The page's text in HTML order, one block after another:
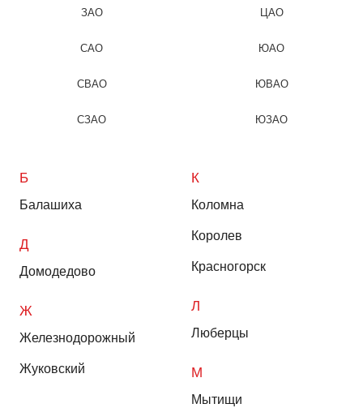
ЗАО
САО
СВАО
СЗАО
ЦАО
ЮАО
ЮВАО
ЮЗАО
Б
Балашиха
Д
Домодедово
Ж
Железнодорожный
Жуковский
К
Коломна
Королев
Красногорск
Л
Люберцы
М
Мытищи